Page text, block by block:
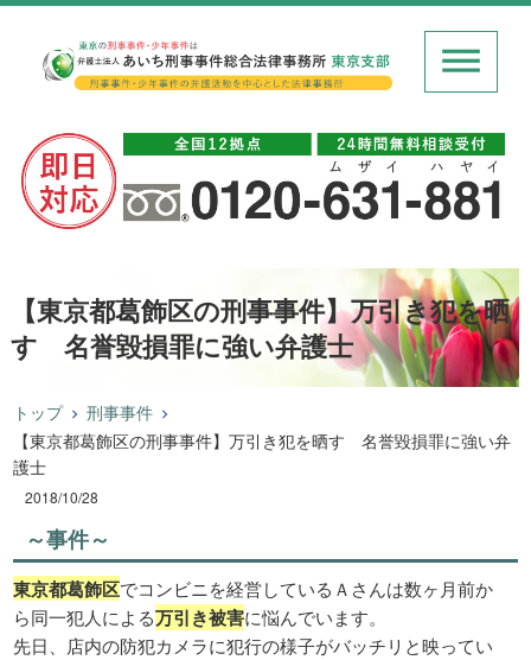
【東京都葛飾区の刑事事件】万引き犯を晒
す 名誉毀損罪に強い弁護士
トップ
刑事事件
【東京都葛飾区の刑事事件】万引き犯を晒す 名誉毀損罪に強い弁
護士
2018/10/28
～事件～
東京都葛飾区でコンビニを経営しているＡさんは数ヶ月前か
ら同一犯人による万引き被害に悩んでいます。
先日、店内の防犯カメラに犯行の様子がバッチリと映ってい